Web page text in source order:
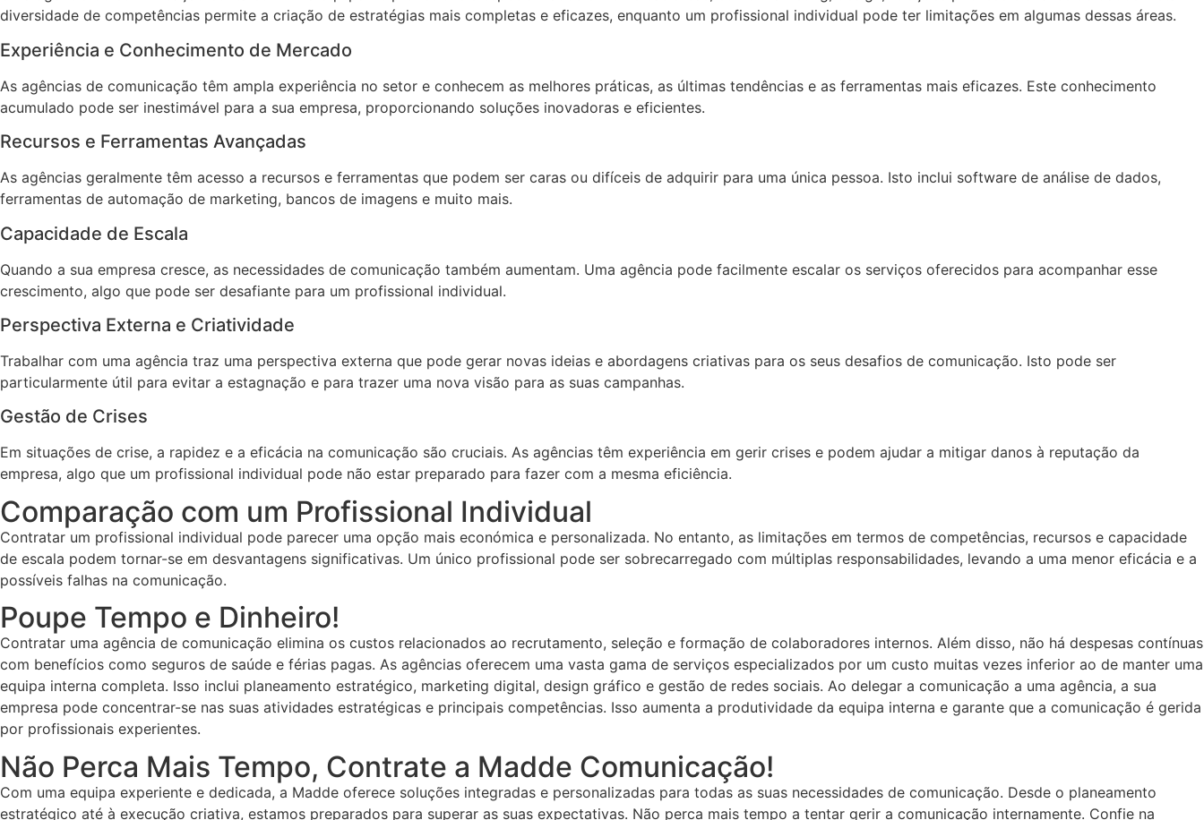
diversidade de competências permite a criação de estratégias mais completas e eficazes, enquanto um profissional individual pode ter limitações em algumas dessas áreas.
Experiência e Conhecimento de Mercado
As agências de comunicação têm ampla experiência no setor e conhecem as melhores práticas, as últimas tendências e as ferramentas mais eficazes. Este conhecimento
acumulado pode ser inestimável para a sua empresa, proporcionando soluções inovadoras e eficientes.
Recursos e Ferramentas Avançadas
As agências geralmente têm acesso a recursos e ferramentas que podem ser caras ou difíceis de adquirir para uma única pessoa. Isto inclui software de análise de dados,
ferramentas de automação de marketing, bancos de imagens e muito mais.
Capacidade de Escala
Quando a sua empresa cresce, as necessidades de comunicação também aumentam. Uma agência pode facilmente escalar os serviços oferecidos para acompanhar esse
crescimento, algo que pode ser desafiante para um profissional individual.
Perspectiva Externa e Criatividade
Trabalhar com uma agência traz uma perspectiva externa que pode gerar novas ideias e abordagens criativas para os seus desafios de comunicação. Isto pode ser
particularmente útil para evitar a estagnação e para trazer uma nova visão para as suas campanhas.
Gestão de Crises
Em situações de crise, a rapidez e a eficácia na comunicação são cruciais. As agências têm experiência em gerir crises e podem ajudar a mitigar danos à reputação da
empresa, algo que um profissional individual pode não estar preparado para fazer com a mesma eficiência.
Comparação com um Profissional Individual
Contratar um profissional individual pode parecer uma opção mais económica e personalizada. No entanto, as limitações em termos de competências, recursos e capacidade
de escala podem tornar-se em desvantagens significativas. Um único profissional pode ser sobrecarregado com múltiplas responsabilidades, levando a uma menor eficácia e a
possíveis falhas na comunicação.
Poupe Tempo e Dinheiro!
Contratar uma agência de comunicação elimina os custos relacionados ao recrutamento, seleção e formação de colaboradores internos. Além disso, não há despesas contínuas
com benefícios como seguros de saúde e férias pagas. As agências oferecem uma vasta gama de serviços especializados por um custo muitas vezes inferior ao de manter uma
equipa interna completa. Isso inclui planeamento estratégico, marketing digital, design gráfico e gestão de redes sociais. Ao delegar a comunicação a uma agência, a sua
empresa pode concentrar-se nas suas atividades estratégicas e principais competências. Isso aumenta a produtividade da equipa interna e garante que a comunicação é gerida
por profissionais experientes.
Não Perca Mais Tempo, Contrate a Madde Comunicação!
Com uma equipa experiente e dedicada, a Madde oferece soluções integradas e personalizadas para todas as suas necessidades de comunicação. Desde o planeamento
estratégico até à execução criativa, estamos preparados para superar as suas expectativas. Não perca mais tempo a tentar gerir a comunicação internamente. Confie na